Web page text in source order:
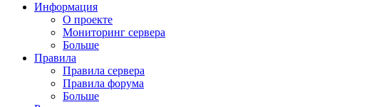
Информация
О проекте
Мониторинг сервера
Больше
Правила
Правила сервера
Правила форума
Больше